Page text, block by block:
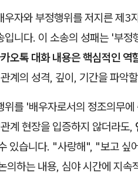
우자와 부정행위를 저지른 제3
입니다. 이 소송의 성패는 '부
오톡 대화 내용은 핵심적인 역
계의 성격, 깊이, 기간을 파악
위를 '배우자로서의 정조의무
계 현장을 입증하지 않더라도,
있습니다. "사랑해", "보고 싶
의하는 내용, 심야 시간에 지